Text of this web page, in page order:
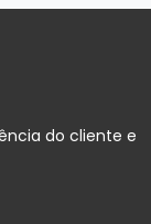
do cliente e